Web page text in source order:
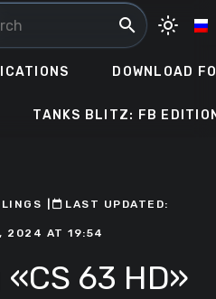
search light_mode
DOWNLOAD
TANKS BLITZ: FB
ㅤLAST UPDATED:
2024 AT 19:54
63 HD»